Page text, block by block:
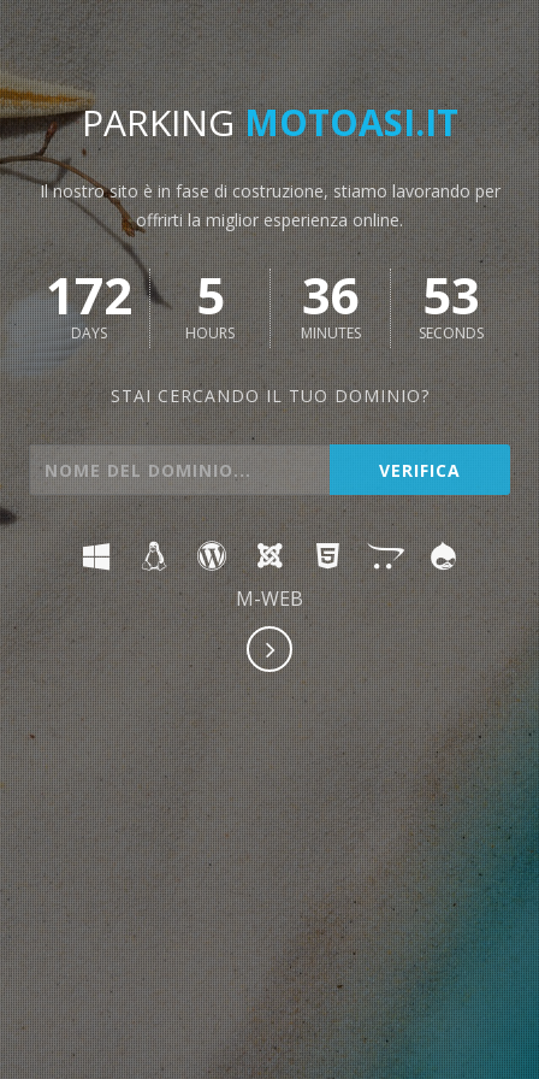
PARKINGMOTOASI.IT
Il nostro sito è in fase di costruzione, stiamo lavorando per
offrirti la miglior esperienza online.
172
DAYS
5
HOURS
36
MINUTES
53
SECONDS
STAI CERCANDO IL TUO DOMINIO?
M-WEB